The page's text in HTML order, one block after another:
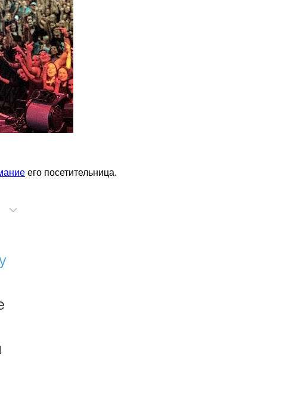
его посетительница.